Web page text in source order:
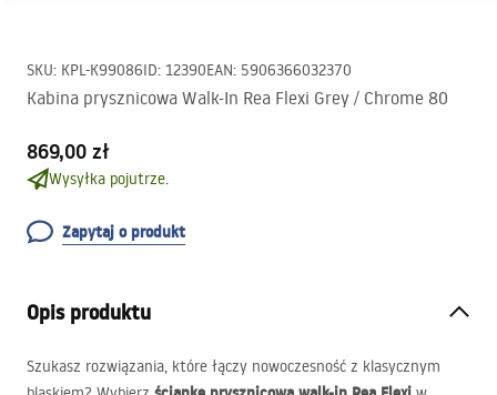
SKU: KPL-K99086ID: 12390EAN: 5906366032370
Kabina prysznicowa Walk-In Rea Flexi Grey / Chrome 80
869,00 zł
Wysyłka pojutrze.
Zapytaj o produkt
Opis produktu
Szukasz rozwiązania, które łączy nowoczesność z klasycznym